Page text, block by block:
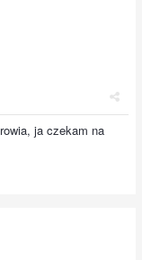
ja czekam na